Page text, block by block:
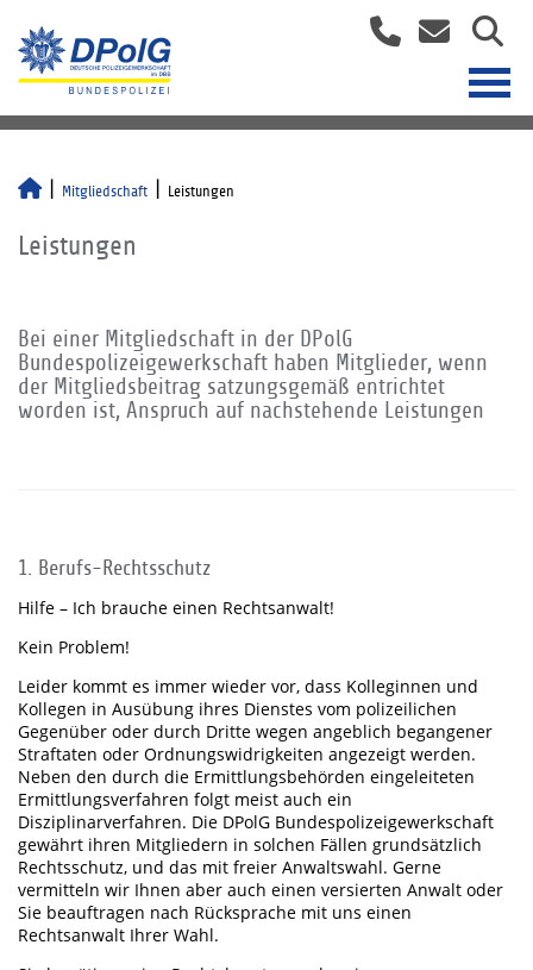
Mitgliedschaft Leistungen
Leistungen
Bei einer Mitgliedschaft in der DPolG
Bundespolizeigewerkschaft haben Mitglieder, wenn
der Mitgliedsbeitrag satzungsgemäß entrichtet
worden ist, Anspruch auf nachstehende Leistungen
1. Berufs-Rechtsschutz
Hilfe – Ich brauche einen Rechtsanwalt!
Kein Problem!
Leider kommt es immer wieder vor, dass Kolleginnen und
Kollegen in Ausübung ihres Dienstes vom polizeilichen
Gegenüber oder durch Dritte wegen angeblich begangener
Straftaten oder Ordnungswidrigkeiten angezeigt werden.
Neben den durch die Ermittlungsbehörden eingeleiteten
Ermittlungsverfahren folgt meist auch ein
Disziplinarverfahren. Die DPolG Bundespolizeigewerkschaft
gewährt ihren Mitgliedern in solchen Fällen grundsätzlich
Rechtsschutz, und das mit freier Anwaltswahl. Gerne
vermitteln wir Ihnen aber auch einen versierten Anwalt oder
Sie beauftragen nach Rücksprache mit uns einen
Rechtsanwalt Ihrer Wahl.